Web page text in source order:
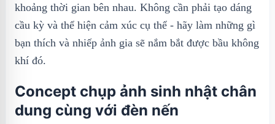
khoảng thời gian bên nhau. Không cần phải tạo dáng
cầu kỳ và thể hiện cảm xúc cụ thể - hãy làm những gì
bạn thích và nhiếp ảnh gia sẽ nắm bắt được bầu không
khí đó.
Concept chụp ảnh sinh nhật chân
dung cùng với đèn nến